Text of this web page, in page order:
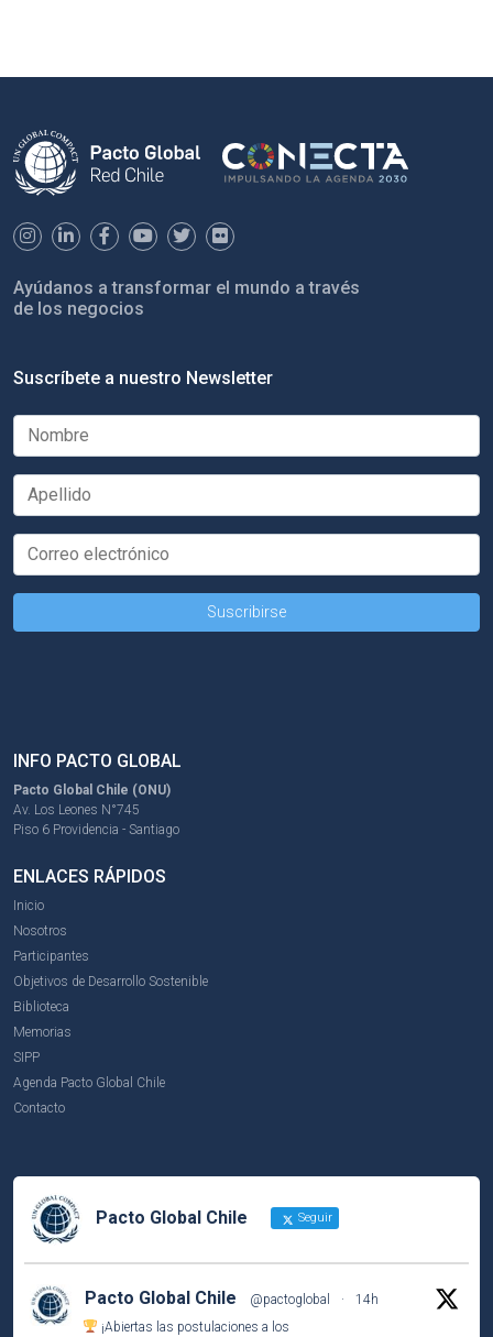
Ayúdanos a transformar el mundo a través
de los negocios
Suscríbete a nuestro Newsletter
INFO PACTO GLOBAL
Pacto Global Chile (ONU)
Av. Los Leones N°745
Piso 6 Providencia - Santiago
ENLACES RÁPIDOS
Inicio
Nosotros
Participantes
Objetivos de Desarrollo Sostenible
Biblioteca
Memorias
SIPP
Agenda Pacto Global Chile
Contacto
Pacto Global Chile Seguir
Pacto Global Chile @pactoglobal ·
14h
¡Abiertas las postulaciones a los